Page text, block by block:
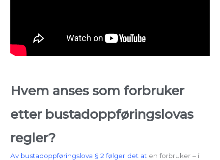
Hvem anses som forbruker
etter bustadoppføringslovas
regler?
Av bustadoppføringslova § 2 følger det at en forbruker – i